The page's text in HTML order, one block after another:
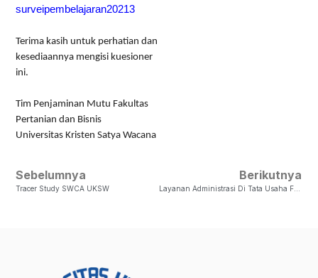
surveipembelajaran20213
Terima kasih untuk perhatian dan
kesediaannya mengisi kuesioner
ini.
Tim Penjaminan Mutu Fakultas
Pertanian dan Bisnis
Universitas Kristen Satya Wacana
Sebelumnya
Tracer Study SWCA UKSW
Berikutnya
Layanan Administrasi Di Tata Usaha FPB UKSW Selama PPKM Darurat